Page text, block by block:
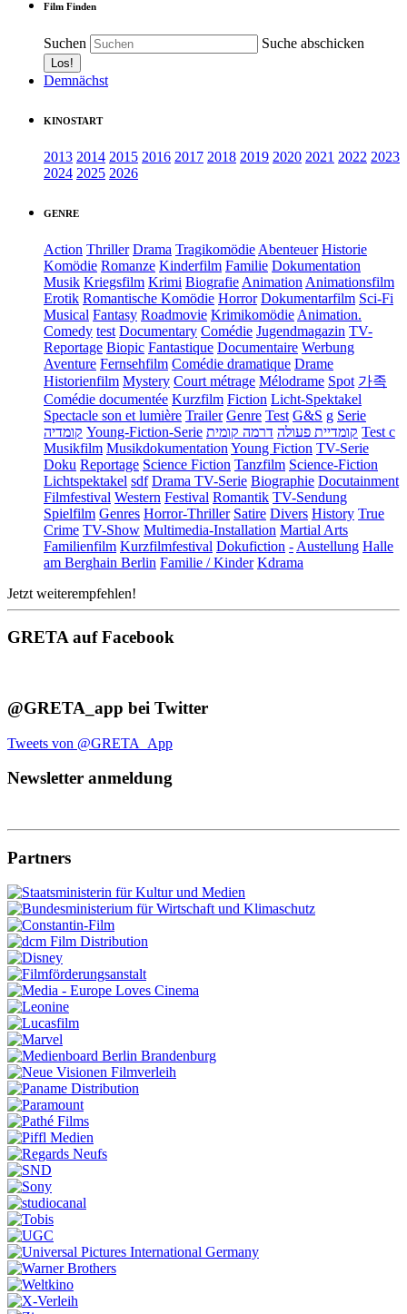
Film Finden
Suchen Suche abschicken
Demnächst
KINOSTART
2013 2014 2015 2016 2017 2018 2019 2020 2021 2022 2023
2024 2025 2026
GENRE
Action Thriller Drama Tragikomödie Abenteuer Historie
Komödie Romanze Kinderfilm Familie Dokumentation
Musik Kriegsfilm Krimi Biografie Animation Animationsfilm
Erotik Romantische Komödie Horror Dokumentarfilm Sci-Fi
Musical Fantasy Roadmovie Krimikomödie Animation.
Comedy test Documentary Comédie Jugendmagazin TV-
Reportage Biopic Fantastique Documentaire Werbung
Aventure Fernsehfilm Comédie dramatique Drame
Historienfilm Mystery Court métrage Mélodrame Spot 가족
Comédie documentée Kurzfilm Fiction Licht-Spektakel
Spectacle son et lumière Trailer Genre Test G&S g Serie
קומדיה Young-Fiction-Serie קומדיית פעולה דרמה קומית
Test c
Musikfilm Musikdokumentation Young Fiction TV-Serie
Doku Reportage Science Fiction Tanzfilm Science-Fiction
Lichtspektakel sdf Drama TV-Serie Biographie Docutainment
Filmfestival Western Festival Romantik TV-Sendung
Spielfilm Genres Horror-Thriller Satire Divers History True
Crime TV-Show Multimedia-Installation Martial Arts
Familienfilm Kurzfilmfestival Dokufiction - Austellung Halle
am Berghain Berlin Familie / Kinder Kdrama
Jetzt weiterempfehlen!
GRETA auf Facebook
@GRETA_app bei Twitter
Tweets von @GRETA_App
Newsletter anmeldung
Partners